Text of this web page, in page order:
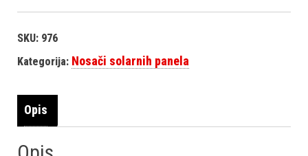
SKU: 976
Kategorija: Nosači solarnih panela
Opis